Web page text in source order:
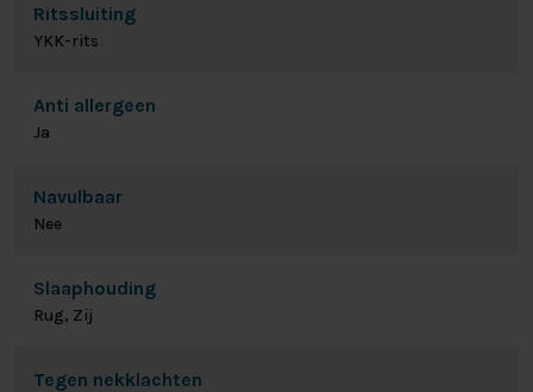
Ritssluiting
YKK-rits
Anti allergeen
Ja
Navulbaar
Nee
Slaaphouding
Rug, Zij
Tegen nekklachten